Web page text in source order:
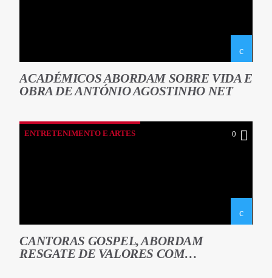
ACADÉMICOS ABORDAM SOBRE VIDA E
OBRA DE ANTÓNIO AGOSTINHO NET
ENTRETENIMENTO E ARTES 0
CANTORAS GOSPEL, ABORDAM
RESGATE DE VALORES COM